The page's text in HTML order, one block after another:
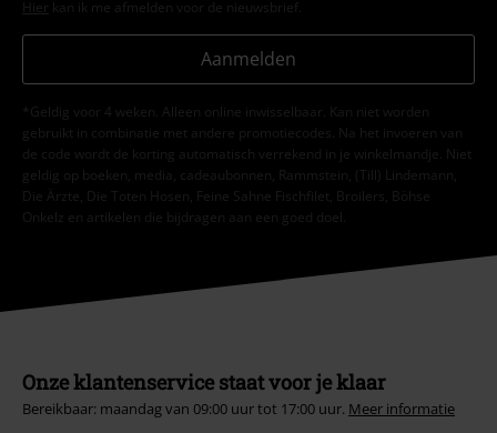
Hier kan ik me afmelden voor de nieuwsbrief.
Aanmelden
*Geldig voor 4 weken. Alleen online inwisselbaar. Kan niet worden
gebruikt in combinatie met andere promotiecodes. Na het invoeren van
de code wordt de korting automatisch verrekend in je winkelmandje. Niet
geldig op boeken, media, cadeaubonnen, Rammstein, (Till) Lindemann,
Die Ärzte, Die Toten Hosen, Feine Sahne Fischfilet, Broilers, Böhse
Onkelz en artikelen die bijdragen aan een goed doel.
Onze klantenservice staat voor je klaar
Bereikbaar: maandag van 09:00 uur tot 17:00 uur. Meer informatie